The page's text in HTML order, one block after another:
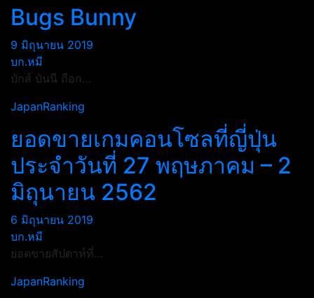
Bugs Bunny
9 มิถุนายน 2019
บก.หมี
บักส์ บันนี ถือก…
JapanRanking
ยอดขายเกมคอนโซลที่ญี่ปุ่น
ประจำวันที่ 27 พฤษภาคม – 2
มิถุนายน 2562
6 มิถุนายน 2019
บก.หมี
ยอดขายสัปดาห์ที่…
JapanRanking